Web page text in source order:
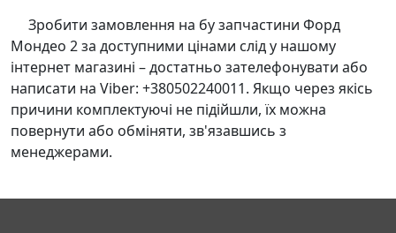
Зробити замовлення на бу запчастини Форд
Мондео 2 за доступними цінами слід у нашому
інтернет магазині – достатньо зателефонувати або
написати на Viber: +380502240011. Якщо через якісь
причини комплектуючі не підійшли, їх можна
повернути або обміняти, зв'язавшись з
менеджерами.